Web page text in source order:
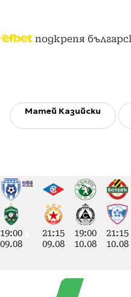
подкрепя
Матей Казийски
19:00
09.08
21:15
09.08
19:00
10.08
21:15
10.08